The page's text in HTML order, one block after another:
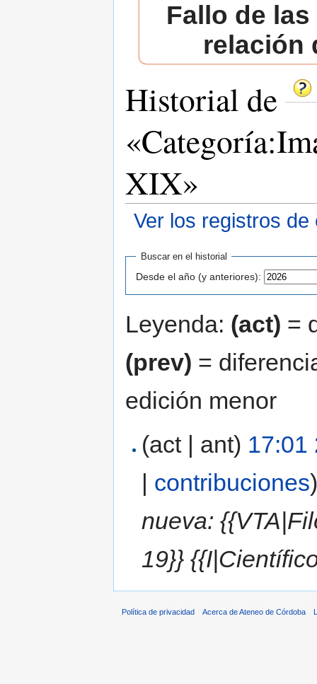
Fallo de
relación
Historial de
XIX»
Ver los registros de
Buscar en el historial
Desde el año (y anteriores):
Leyenda: (act) =
(prev) =
edición menor
(act | ant) 17:01
| contribuciones
nueva:
19}}
Política de privacidad Acerca de Ateneo de Córdoba